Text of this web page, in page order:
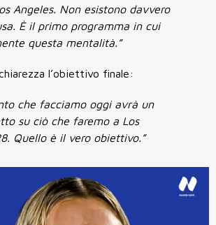
Angeles. Non esistono davvero
È il primo programma in cui
questa mentalità.”
l’obiettivo finale:
che facciamo oggi avrà un
su ciò che faremo a Los
Quello è il vero obiettivo.”